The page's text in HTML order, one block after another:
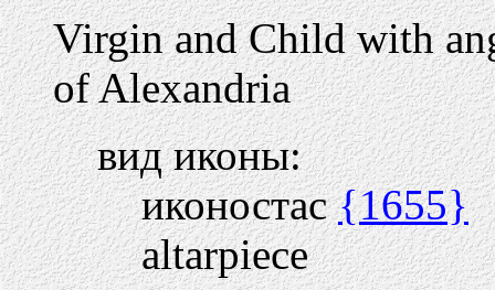
Virgin and Child with
of Alexandria
вид иконы:
иконостас{1655}
altarpiece